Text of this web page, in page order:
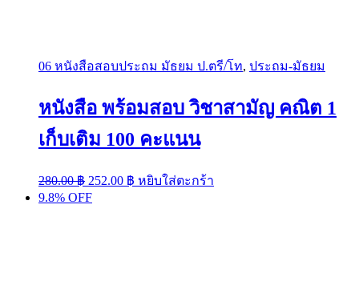
06 หนังสือสอบประถม มัธยม ป.ตรี/โท, ประถม-มัธยม
หนังสือ พร้อมสอบ วิชาสามัญ คณิต 1
เก็บเติม 100 คะแนน
280.00฿ Original
price
was:
252.00 ฿ Current
price
หยิบใส่ตะกร้า
9.8% OFF